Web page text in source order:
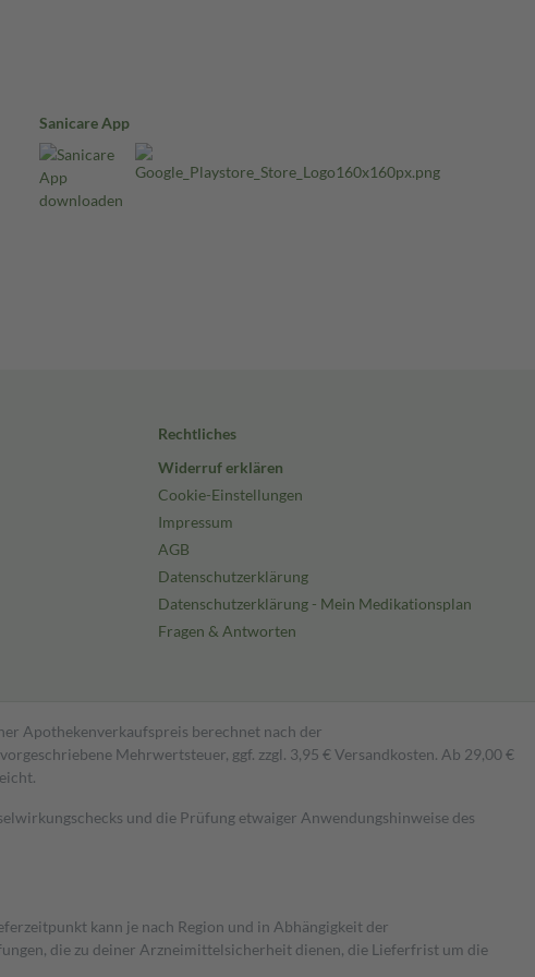
Sanicare App
Rechtliches
Widerruf erklären
Cookie-Einstellungen
Impressum
AGB
Datenschutzerklärung
Datenschutzerklärung - Mein Medikationsplan
Fragen & Antworten
Apothekenverkaufspreis berechnet nach der
Mehrwertsteuer, ggf. zzgl. 3,95 € Versandkosten. Ab 29,00 €
und die Prüfung etwaiger Anwendungshinweise des
kann je nach Region und in Abhängigkeit der
die zu deiner Arzneimittelsicherheit dienen, die Lieferfrist um die